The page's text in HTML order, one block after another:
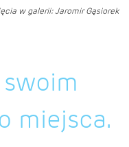
w galerii: Jaromir Gąsiorek
miejsca.